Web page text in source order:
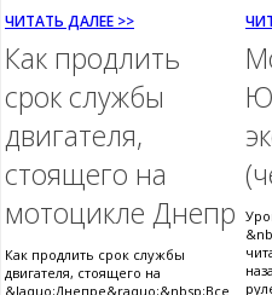
ЧИТАТЬ ДАЛЕЕ >>
Как продлить
срок службы
двигателя,
стоящего на
мотоцикле Днепр
Как продлить срок службы
двигателя, стоящего на
&laquo;Днепре&raquo;&nbsp;Все